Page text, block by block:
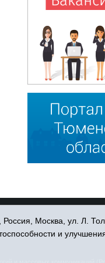
Москва, ул. Л.
и